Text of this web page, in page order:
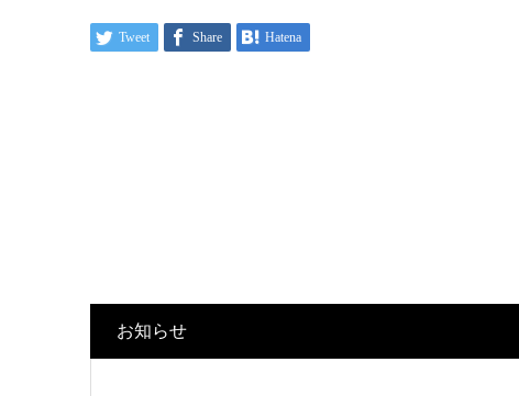
Tweet Share Hatena
お知らせ